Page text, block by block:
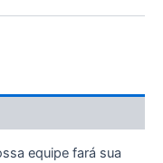
equipe fará sua